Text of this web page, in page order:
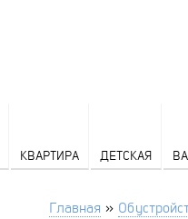
КВАРТИРА ДЕТСКАЯ
Главная »